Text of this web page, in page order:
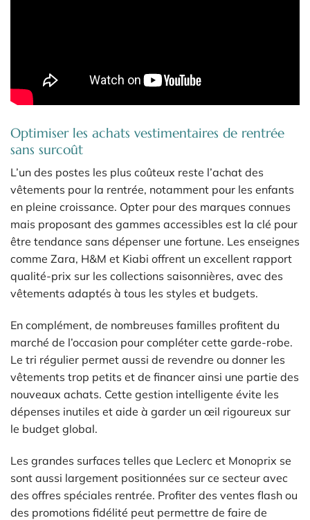
Optimiser les achats vestimentaires de rentrée
sans surcoût
L’un des postes les plus coûteux reste l’achat des
vêtements pour la rentrée, notamment pour les enfants
en pleine croissance. Opter pour des marques connues
mais proposant des gammes accessibles est la clé pour
être tendance sans dépenser une fortune. Les enseignes
comme Zara, H&M et Kiabi offrent un excellent rapport
qualité-prix sur les collections saisonnières, avec des
vêtements adaptés à tous les styles et budgets.
En complément, de nombreuses familles profitent du
marché de l’occasion pour compléter cette garde-robe.
Le tri régulier permet aussi de revendre ou donner les
vêtements trop petits et de financer ainsi une partie des
nouveaux achats. Cette gestion intelligente évite les
dépenses inutiles et aide à garder un œil rigoureux sur
le budget global.
Les grandes surfaces telles que Leclerc et Monoprix se
sont aussi largement positionnées sur ce secteur avec
des offres spéciales rentrée. Profiter des ventes flash ou
des promotions fidélité peut permettre de faire de